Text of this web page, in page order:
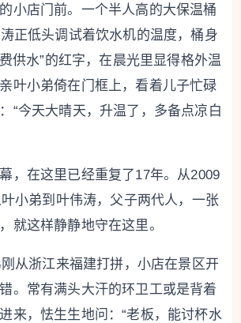
小店门前。一个半人高的大保温桶
正低头调试着饮水机的温度，桶身
供水”的红字，在晨光里显得格外温
叶小弟倚在门框上，看着儿子忙碌
“今天大晴天，升温了，多备点凉白
，在这里已经重复了17年。从2009
小弟到叶伟涛，父子两代人，一张
就这样静静地守在这里。
从浙江来福建打拼，小店在景区开
。常有满头大汗的环卫工或是背着
来，怯生生地问：“老板，能讨杯水